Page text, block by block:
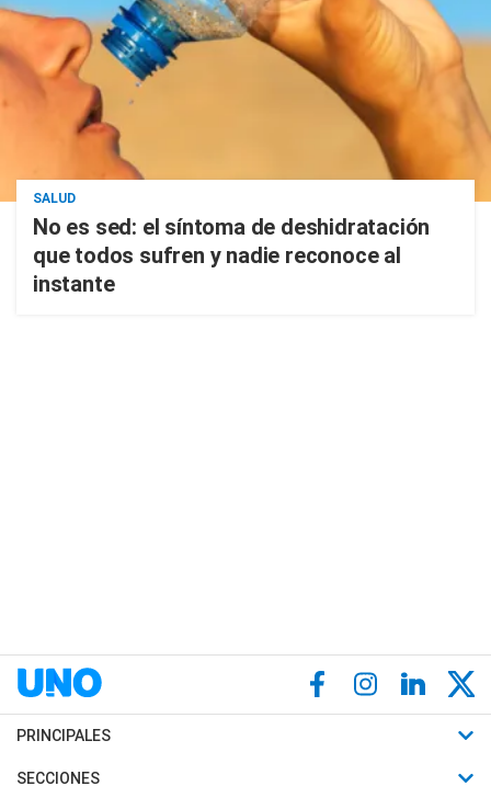
SALUD
No es sed: el síntoma de deshidratación
que todos sufren y nadie reconoce al
instante
PRINCIPALES
Últimas Noticias
SECCIONES